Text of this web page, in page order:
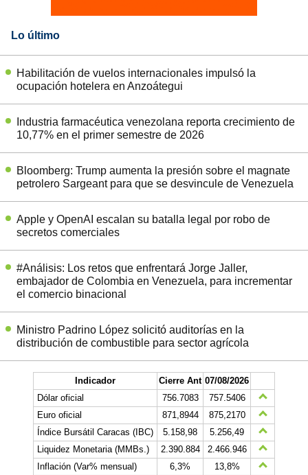
Lo último
Habilitación de vuelos internacionales impulsó la
ocupación hotelera en Anzoátegui
Industria farmacéutica venezolana reporta crecimiento de
10,77% en el primer semestre de 2026
Bloomberg: Trump aumenta la presión sobre el magnate
petrolero Sargeant para que se desvincule de Venezuela
Apple y OpenAI escalan su batalla legal por robo de
secretos comerciales
#Análisis: Los retos que enfrentará Jorge Jaller,
embajador de Colombia en Venezuela, para incrementar
el comercio binacional
Ministro Padrino López solicitó auditorías en la
distribución de combustible para sector agrícola
Indicador Cierre Ant 07/08/2026
Dólar oficial
756.7083
757.5406
Euro oficial
871,8944
875,2170
Índice Bursátil Caracas (IBC)
5.158,98
5.256,49
Liquidez Monetaria (MMBs.)
2.390.884
2.466.946
Inflación (Var% mensual)
6,3%
13,8%